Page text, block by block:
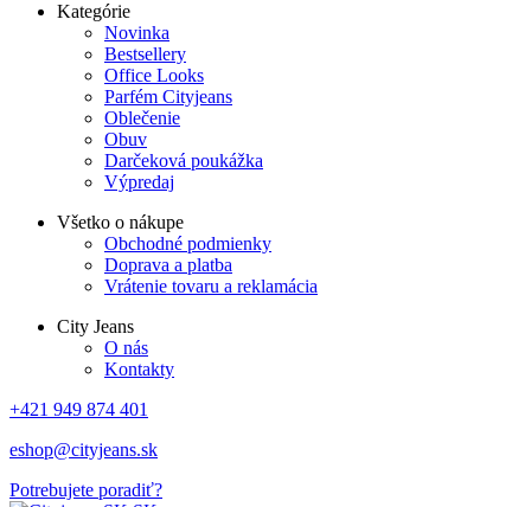
Kategórie
Novinka
Bestsellery
Office Looks
Parfém Cityjeans
Oblečenie
Obuv
Darčeková poukážka
Výpredaj
Všetko o nákupe
Obchodné podmienky
Doprava a platba
Vrátenie tovaru a reklamácia
City Jeans
O nás
Kontakty
+421 949 874 401
eshop@cityjeans.sk
Potrebujete poradiť?